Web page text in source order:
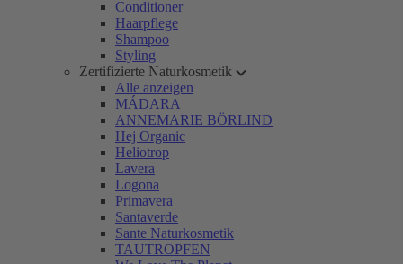
Conditioner
Haarpflege
Shampoo
Styling
Zertifizierte Naturkosmetik
Alle anzeigen
MÁDARA
ANNEMARIE BÖRLIND
Hej Organic
Heliotrop
Lavera
Logona
Primavera
Santaverde
Sante Naturkosmetik
TAUTROPFEN